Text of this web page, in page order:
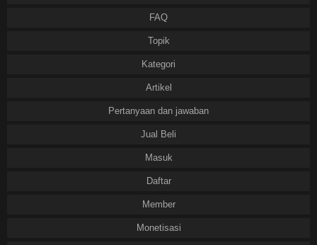
FAQ
Topik
Kategori
Artikel
Pertanyaan dan jawaban
Jual Beli
Masuk
Daftar
Member
Monetisasi